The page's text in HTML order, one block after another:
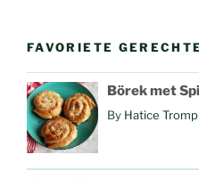
FAVORIETE
Börek met
By Hatice Tromp